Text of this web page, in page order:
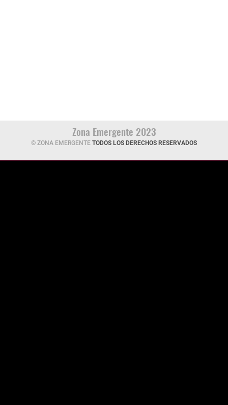
Zona Emergente 2023
© ZONA EMERGENTE TODOS LOS DERECHOS RESERVADOS